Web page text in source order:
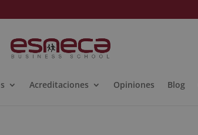
Acreditaciones Opiniones Blog